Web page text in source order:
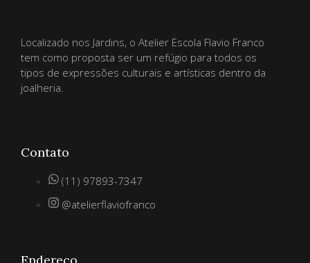
Localizado nos Jardins, o Atelier Escola Flavio Franco
tem como proposta ser um refúgio para todos os
tipos de expressões culturais e artísticas dentro da
joalheria.
Contato
(11) 97893-7347
@atelierflaviofranco